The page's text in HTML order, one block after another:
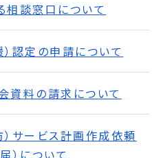
相談窓口について
認定の申請について
資料の請求について
）サービス計画作成依頼
）について